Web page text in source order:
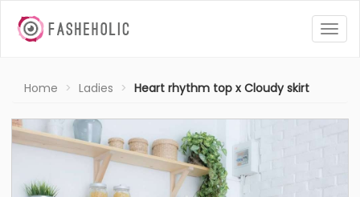
Home Ladies Heart rhythm top x Cloudy skirt